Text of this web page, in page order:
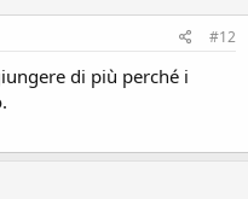
#12
di più perché i